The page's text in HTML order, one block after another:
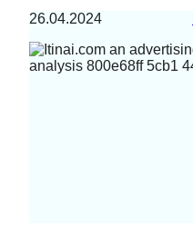
26.04.2024